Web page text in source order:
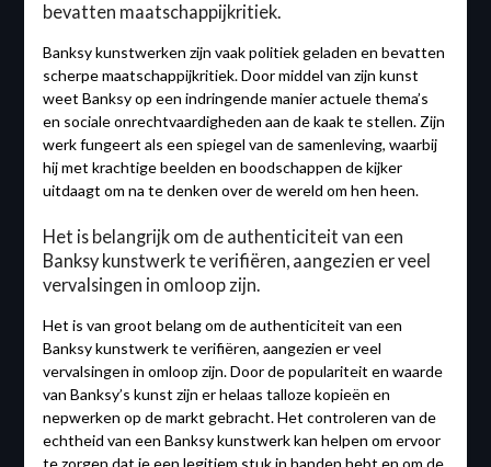
bevatten maatschappijkritiek.
Banksy kunstwerken zijn vaak politiek geladen en bevatten
scherpe maatschappijkritiek. Door middel van zijn kunst
weet Banksy op een indringende manier actuele thema’s
en sociale onrechtvaardigheden aan de kaak te stellen. Zijn
werk fungeert als een spiegel van de samenleving, waarbij
hij met krachtige beelden en boodschappen de kijker
uitdaagt om na te denken over de wereld om hen heen.
Het is belangrijk om de authenticiteit van een
Banksy kunstwerk te verifiëren, aangezien er veel
vervalsingen in omloop zijn.
Het is van groot belang om de authenticiteit van een
Banksy kunstwerk te verifiëren, aangezien er veel
vervalsingen in omloop zijn. Door de populariteit en waarde
van Banksy’s kunst zijn er helaas talloze kopieën en
nepwerken op de markt gebracht. Het controleren van de
echtheid van een Banksy kunstwerk kan helpen om ervoor